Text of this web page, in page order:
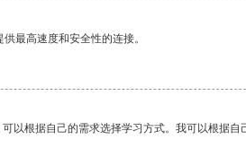
最高速度和安全性的连接。
以根据自己的需求选择学习方式。我可以根据自